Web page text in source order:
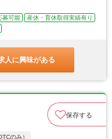
募可能
産休・育休取得実績有り
人に興味がある
保存する
のみ）